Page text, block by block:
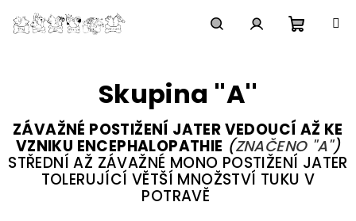
na
obsah
Skupina ''A''
ZÁVAŽNÉ POSTIŽENÍ JATER VEDOUCÍ AŽ KE
VZNIKU ENCEPHALOPATHIE (ZNAČENO ''A'')
STŘEDNÍ AŽ ZÁVAŽNÉ MONO POSTIŽENÍ JATER
TOLERUJÍCÍ VĚTŠÍ MNOŽSTVÍ TUKU V
POTRAVĚ